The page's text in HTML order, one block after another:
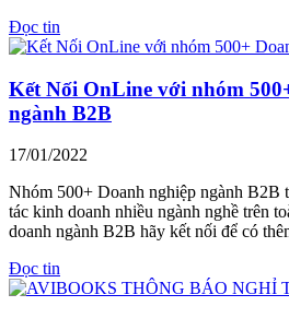
Đọc tin
Kết Nối OnLine với nhóm
ngành B2B
17/01/2022
Nhóm 500+ Doanh nghiệp ngành B2B
tác kinh doanh nhiều ngành nghề trên
doanh ngành B2B hãy kết nối để có
Đọc tin